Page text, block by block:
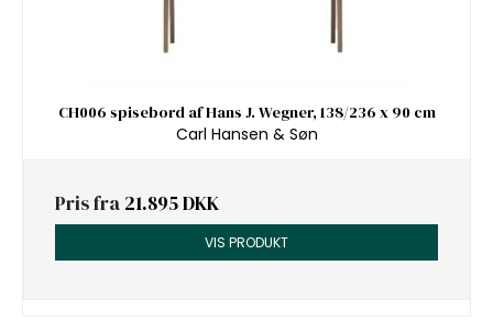
CH006 spisebord af Hans J. Wegner, 138/236 x 90 cm
Carl Hansen & Søn
Pris fra 21.895 DKK
VIS PRODUKT